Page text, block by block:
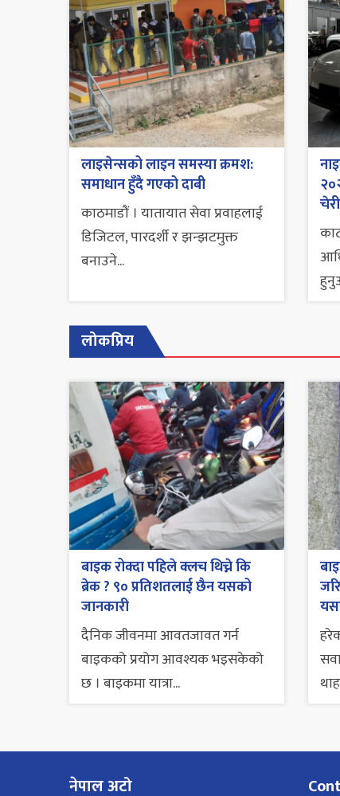
लाइसेन्सको लाइन समस्या क्रमश:
समाधान हुँदै गएको दाबी
काठमाडौं । यातायात सेवा प्रवाहलाई
डिजिटल, पारदर्शी र झन्झटमुक्त
बनाउने...
लोकप्रिय
बाइक रोक्दा पहिले क्लच थिच्ने कि
ब्रेक ? ९० प्रतिशतलाई छैन यसको
जानकारी
दैनिक जीवनमा आवतजावत गर्न
बाइकको प्रयोग आवश्यक भइसकेको
छ । बाइकमा यात्रा...
नेपाल अटो